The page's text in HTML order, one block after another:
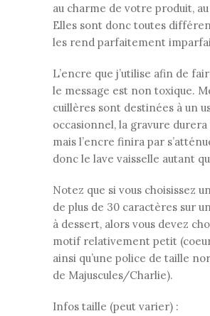
au charme de votre produit,
Elles sont donc toutes
les rend parfaitement
L’encre que j’utilise afin de
le message est non toxique.
cuillères sont destinées à un
occasionnel, la gravure
mais l’encre finira par
donc le lave vaisselle autant
Notez que si vous choisissez
de plus de 30 caractères sur
à dessert, alors vous devez
motif relativement petit
ainsi qu’une police de taille
de Majuscules/Charlie).
Infos taille (peut varier) :